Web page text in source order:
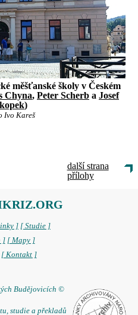
měšťanské školy v Českém
Chyna, Peter Scherb a Josef
)
Ivo Kareš
další strana
přílohy
] [ Studie ]
] [ Mapy ]
[ Kontakt ]
Budějovicích ©
studie a překladů